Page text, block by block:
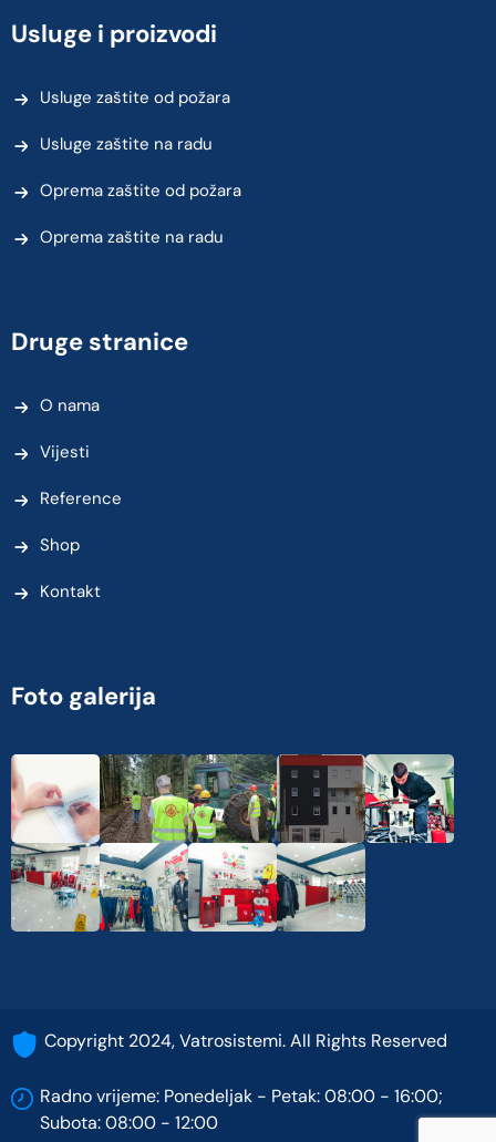
Usluge i proizvodi
Usluge zaštite od požara
Usluge zaštite na radu
Oprema zaštite od požara
Oprema zaštite na radu
Druge stranice
O nama
Vijesti
Reference
Shop
Kontakt
Foto galerija
Copyright 2024, Vatrosistemi. All Rights Reserved
Radno vrijeme: Ponedeljak - Petak: 08:00 - 16:00;
Subota: 08:00 - 12:00